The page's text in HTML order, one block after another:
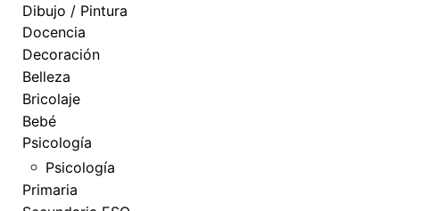
Dibujo / Pintura
Docencia
Decoración
Belleza
Bricolaje
Bebé
Psicología
Psicología
Primaria